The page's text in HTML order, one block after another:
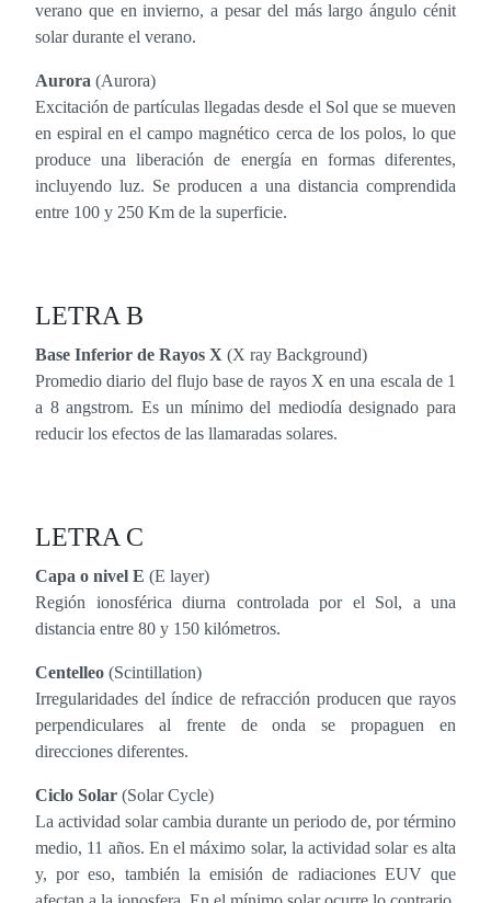
verano que en invierno, a pesar del más largo ángulo cénit
solar durante el verano.
Aurora (Aurora)
Excitación de partículas llegadas desde el Sol que se mueven
en espiral en el campo magnético cerca de los polos, lo que
produce una liberación de energía en formas diferentes,
incluyendo luz. Se producen a una distancia comprendida
entre 100 y 250 Km de la superficie.
LETRA B
Base Inferior de Rayos X (X ray Background)
Promedio diario del flujo base de rayos X en una escala de 1
a 8 angstrom. Es un mínimo del mediodía designado para
reducir los efectos de las llamaradas solares.
LETRA C
Capa o nivel E (E layer)
Región ionosférica diurna controlada por el Sol, a una
distancia entre 80 y 150 kilómetros.
Centelleo (Scintillation)
Irregularidades del índice de refracción producen que rayos
perpendiculares al frente de onda se propaguen en
direcciones diferentes.
Ciclo Solar (Solar Cycle)
La actividad solar cambia durante un periodo de, por término
medio, 11 años. En el máximo solar, la actividad solar es alta
y, por eso, también la emisión de radiaciones EUV que